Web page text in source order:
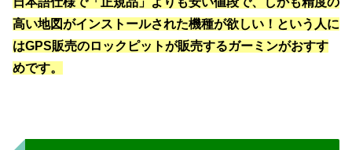
高い地図がインストールされた機種が欲しい！という人に
はGPS販売のロックピットが販売するガーミンがおすす
めです。